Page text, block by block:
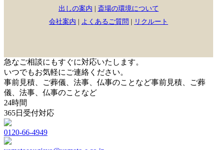
出しの案内
斎場の環境について
会社案内
よくあるご質問 リクルート
急なご相談にもすぐに対応いたします。
いつでもお気軽にご連絡ください。
事前見積、ご葬儀、法事、仏事のことなど事前見積、ご葬
儀、法事、仏事のことなど
24時間
365日受付対応
0120-66-4949